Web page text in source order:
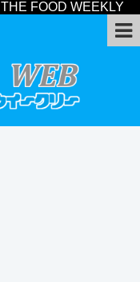
THE FOOD WEEKLY